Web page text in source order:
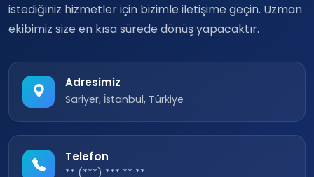
istediğiniz hizmetler için bizimle iletişime geçin. Uzman
ekibimiz size en kısa sürede dönüş yapacaktır.
Adresimiz
Sariyer, İstanbul, Türkiye
Telefon
** (***) *** ** **